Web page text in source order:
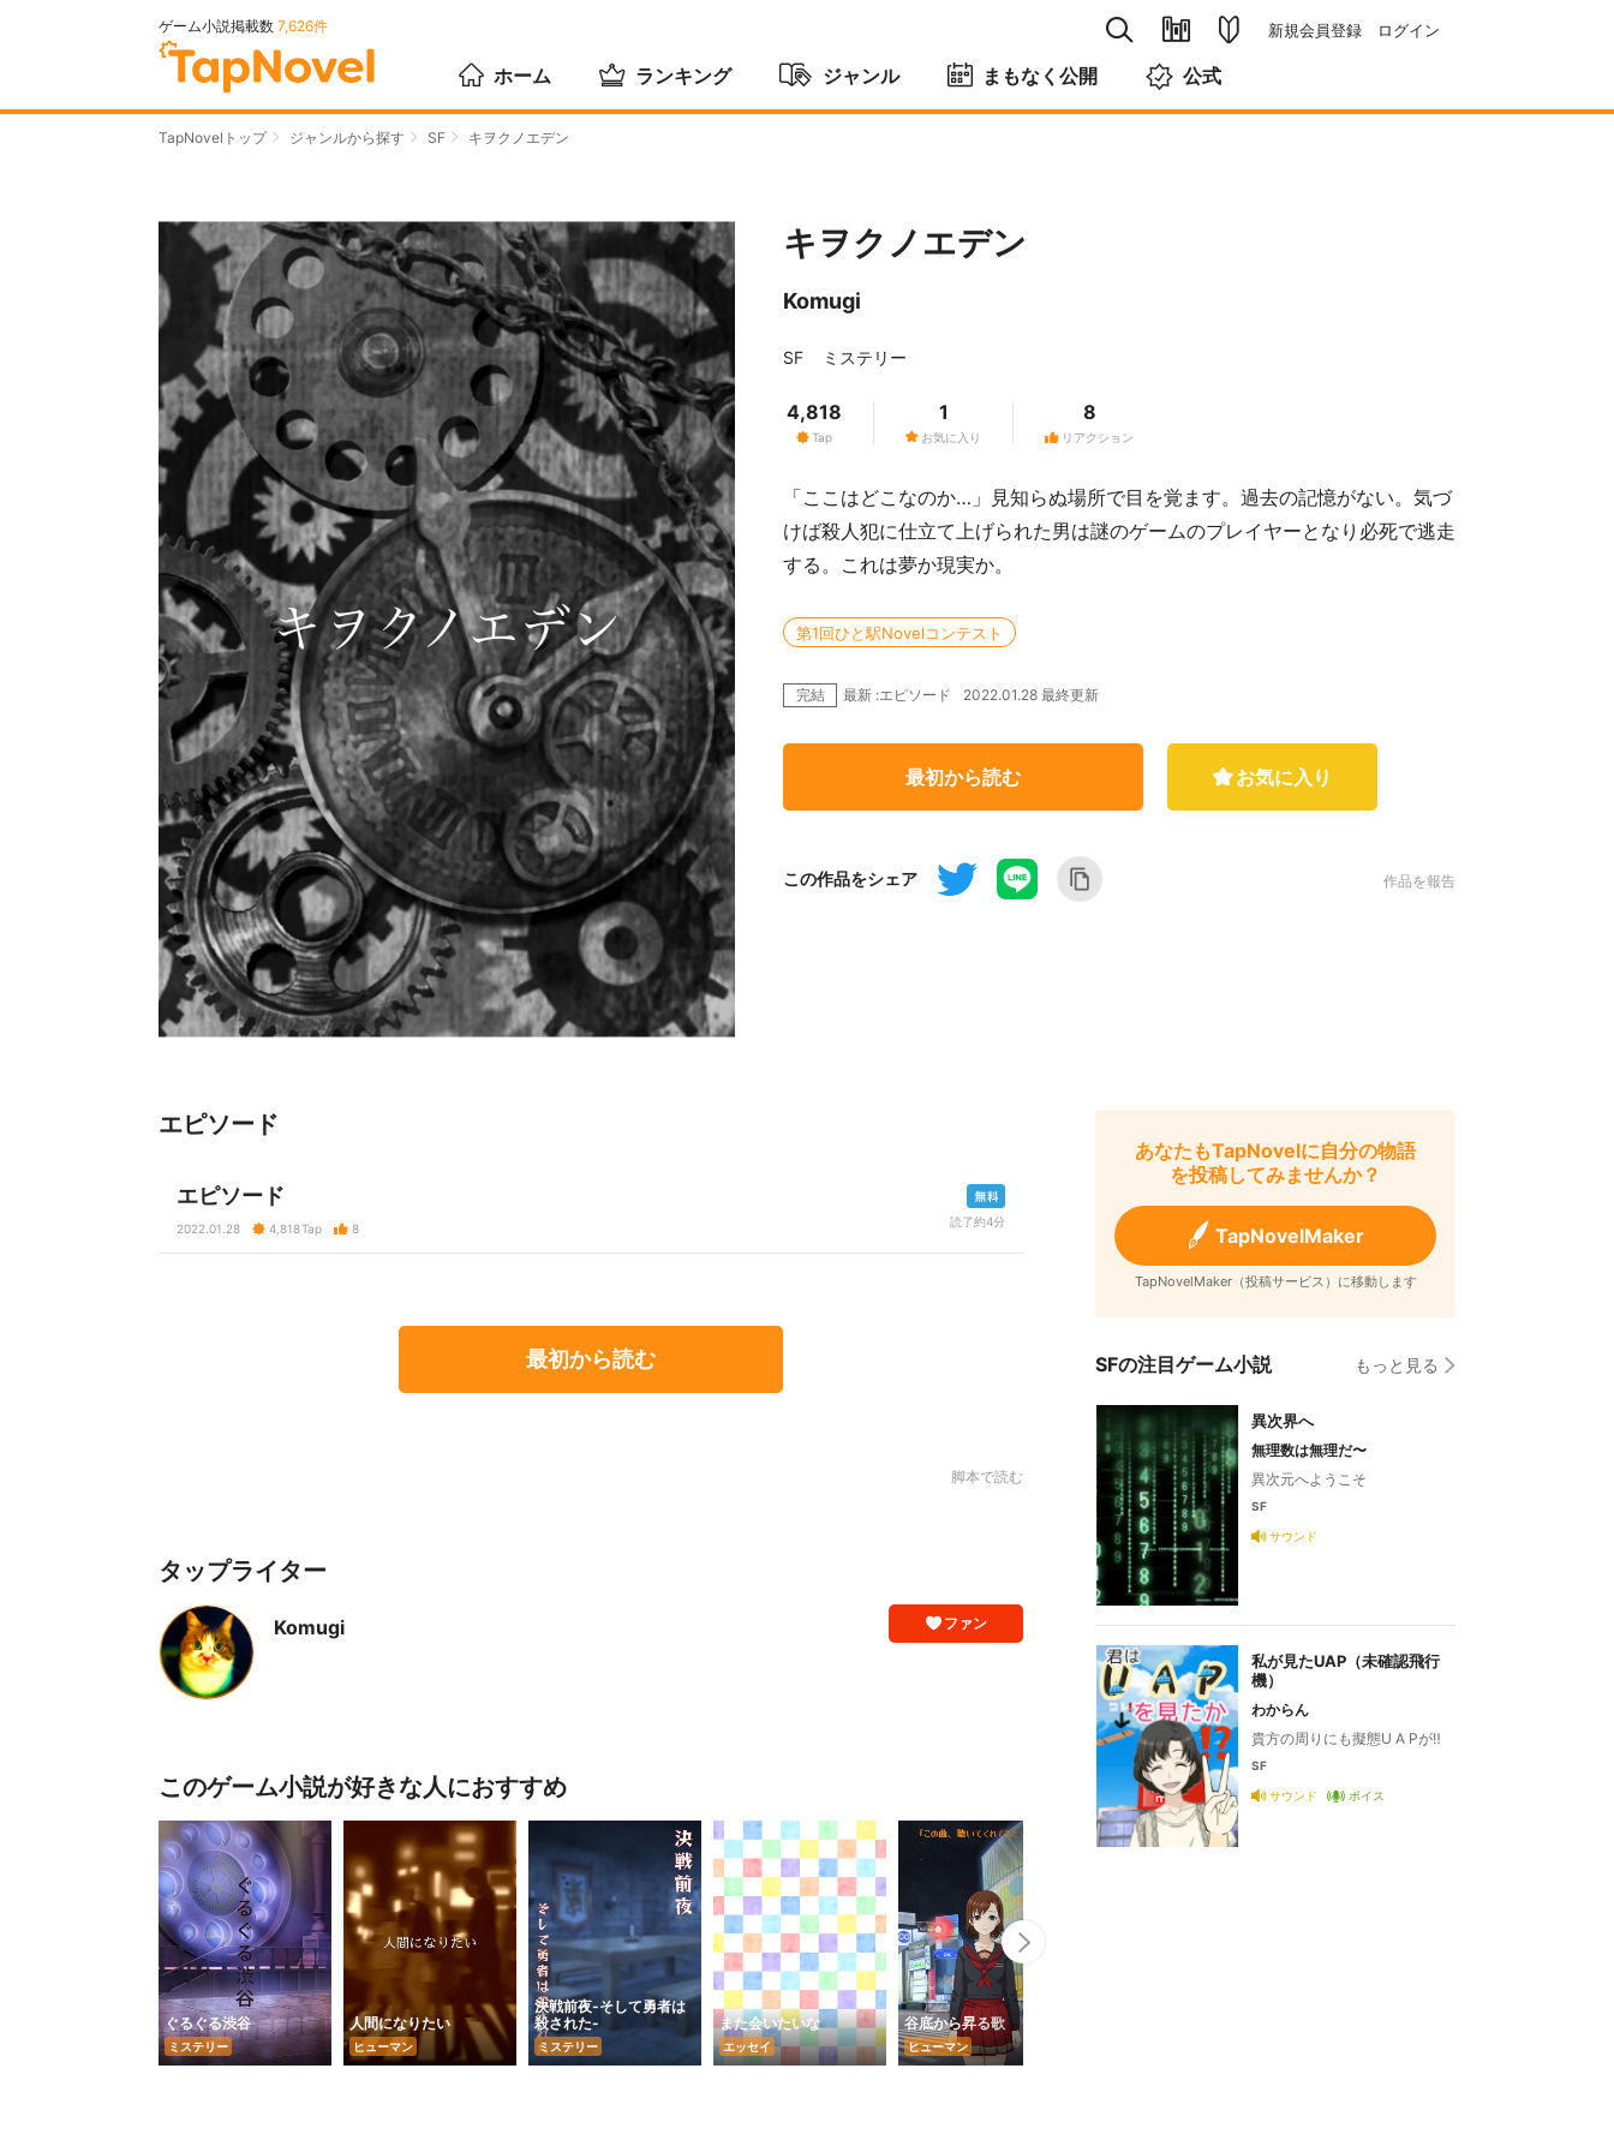
ゲーム小説掲載数 7,626件 新規会員登録 ログイン
ホーム ランキング ジャンル まもなく公開 公式
TapNovelトップ ジャンルから探す SF キヲクノエデン
キヲクノエデン
Komugi
SF ミステリー
Tap
4,818
お気に入り
1
リアクション
8
「ここはどこなのか…」見知らぬ場所で目を覚ます。過去の記憶がない。気づ
けば殺人犯に仕立て上げられた男は謎のゲームのプレイヤーとなり必死で逃走
する。これは夢か現実か。
第1回ひと駅Novelコンテスト
完結 最新 :エピソード 2022.01.28 最終更新
最初から読む お気に入り
この作品をシェア 作品を報告
エピソード
エピソード
2022.01.28 4,818Tap 8
読了約4分
最初から読む
脚本で読む
タップライター
ファン
Komugi
このゲーム小説が好きな人におすすめ
ぐるぐる渋谷
ミステリー
人間になりたい
ヒューマン
決戦前夜-そして勇者は
殺された-
ミステリー
また会いたいな
エッセイ
谷底から昇る歌
ヒューマン
あなたもTapNovelに自分の物語
を投稿してみませんか？
TapNovelMaker
TapNovelMaker（投稿サービス）に移動します
SFの注目ゲーム小説 もっと見る
異次界へ
無理数は無理だ〜
異次元へようこそ
SF
サウンド
私が見たUAP（未確認飛行
機）
わからん
貴方の周りにも擬態U A Pが‼️
SF
サウンド ボイス